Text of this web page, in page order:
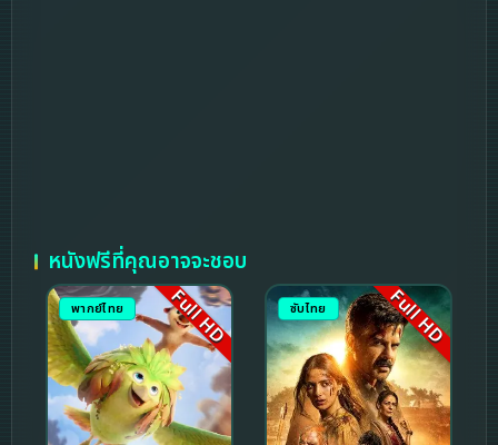
หนังฟรีที่คุณอาจจะชอบ
พากย์ไทย Full HD ซับไทย Full HD